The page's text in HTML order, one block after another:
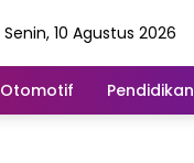
Senin, 10 Agustus 2026
Otomotif Pendidikan